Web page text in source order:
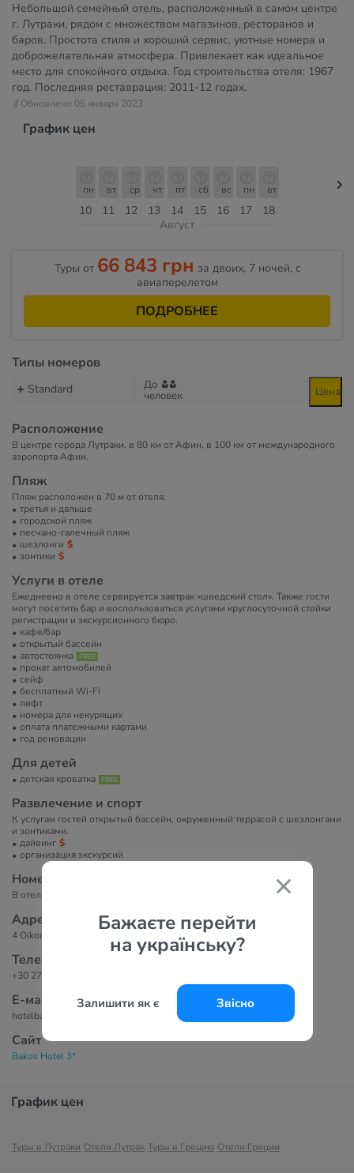
Бажаєте перейти
на українську?
Залишити як є Звісно
Небольшой семейный отель, расположенный в самом центре
г. Лутраки, рядом с множеством магазинов, ресторанов и
баров. Простота стиля и хороший сервис, уютные номера и
доброжелательная атмосфера. Привлекает как идеальное
место для спокойного отдыха. Год строительства отеля: 1967
год. Последняя реставрация: 2011-12 годах.
// Обновлено 05 января 2023
График цен
10
пн
11
вт
12
ср
13
чт
14
пт
15
сб
16
вс
17
пн
18
вт
Август
Туры от 66 843 грн за двоих, 7 ночей, c
авиаперелетом
ПОДРОБНЕЕ
Типы номеров
Standard До
человек Цена
Расположение
В центре города Лутраки, в 80 км от Афин, в 100 км от международного
аэропорта Афин.
Пляж
Пляж расположен в 70 м от отеля.
третья и дальше
городской пляж
песчано-галечный пляж
шезлонги
зонтики
Услуги в отеле
Ежедневно в отеле сервируется завтрак «шведский стол». Также гости
могут посетить бар и воспользоваться услугами круглосуточной стойки
регистрации и экскурсионного бюро.
кафе/бар
открытый бассейн
автостоянка
прокат автомобилей
сейф
бесплатный Wi-Fi
лифт
номера для некурящих
оплата платежными картами
год реновации
Для детей
детская кроватка
Развлечение и спорт
К услугам гостей открытый бассейн, окруженный террасой с шезлонгами
и зонтиками.
дайвинг
организация экскурсий
Номера
В отеле 48 номеров.
Адрес
4 Oikonomou Str, Лутраки, 20300, Греция
Телефоны
+30 27440 22518
Е-маil
hotelbakos@hotelbakos.gr
Сайт
Bakos Hotel 3*
График цен
Туры в Лутраки Отели Лутрак Туры в Грецию Отели Греции